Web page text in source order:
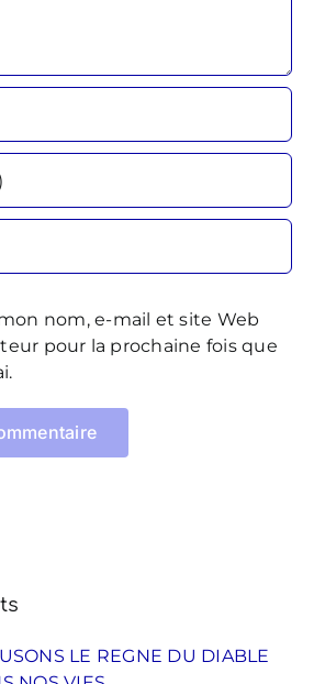
nom, e-mail et site Web
pour la prochaine fois que
LE REGNE DU DIABLE